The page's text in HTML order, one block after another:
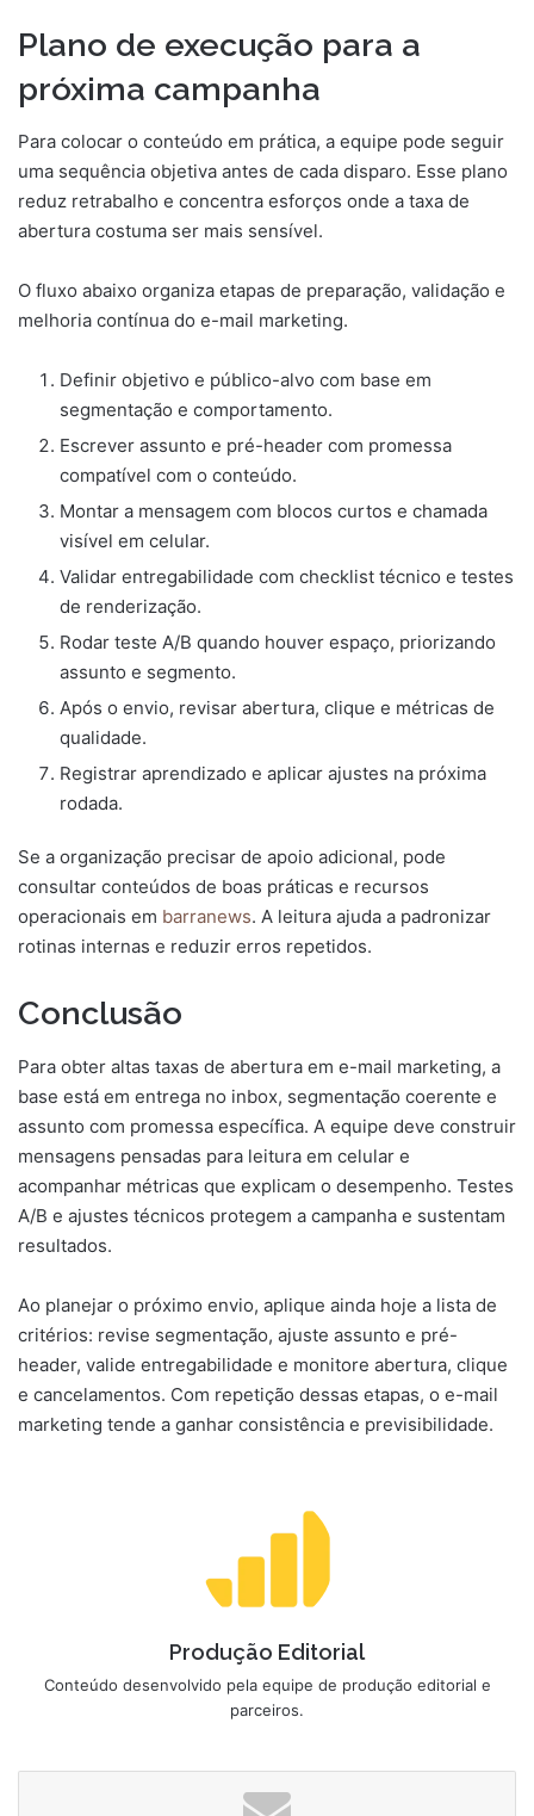
Plano de execução para a
próxima campanha
Para colocar o conteúdo em prática, a equipe pode seguir
uma sequência objetiva antes de cada disparo. Esse plano
reduz retrabalho e concentra esforços onde a taxa de
abertura costuma ser mais sensível.
O fluxo abaixo organiza etapas de preparação, validação e
melhoria contínua do e-mail marketing.
Definir objetivo e público-alvo com base em
segmentação e comportamento.
Escrever assunto e pré-header com promessa
compatível com o conteúdo.
Montar a mensagem com blocos curtos e chamada
visível em celular.
Validar entregabilidade com checklist técnico e testes
de renderização.
Rodar teste A/B quando houver espaço, priorizando
assunto e segmento.
Após o envio, revisar abertura, clique e métricas de
qualidade.
Registrar aprendizado e aplicar ajustes na próxima
rodada.
Se a organização precisar de apoio adicional, pode
consultar conteúdos de boas práticas e recursos
operacionais em barranews. A leitura ajuda a padronizar
rotinas internas e reduzir erros repetidos.
Conclusão
Para obter altas taxas de abertura em e-mail marketing, a
base está em entrega no inbox, segmentação coerente e
assunto com promessa específica. A equipe deve construir
mensagens pensadas para leitura em celular e
acompanhar métricas que explicam o desempenho. Testes
A/B e ajustes técnicos protegem a campanha e sustentam
resultados.
Ao planejar o próximo envio, aplique ainda hoje a lista de
critérios: revise segmentação, ajuste assunto e pré-
header, valide entregabilidade e monitore abertura, clique
e cancelamentos. Com repetição dessas etapas, o e-mail
marketing tende a ganhar consistência e previsibilidade.
Produção Editorial
Conteúdo desenvolvido pela equipe de produção editorial e
parceiros.